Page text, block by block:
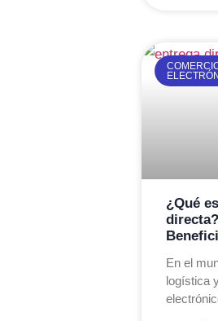
¿Qué
directa?
En el
logística